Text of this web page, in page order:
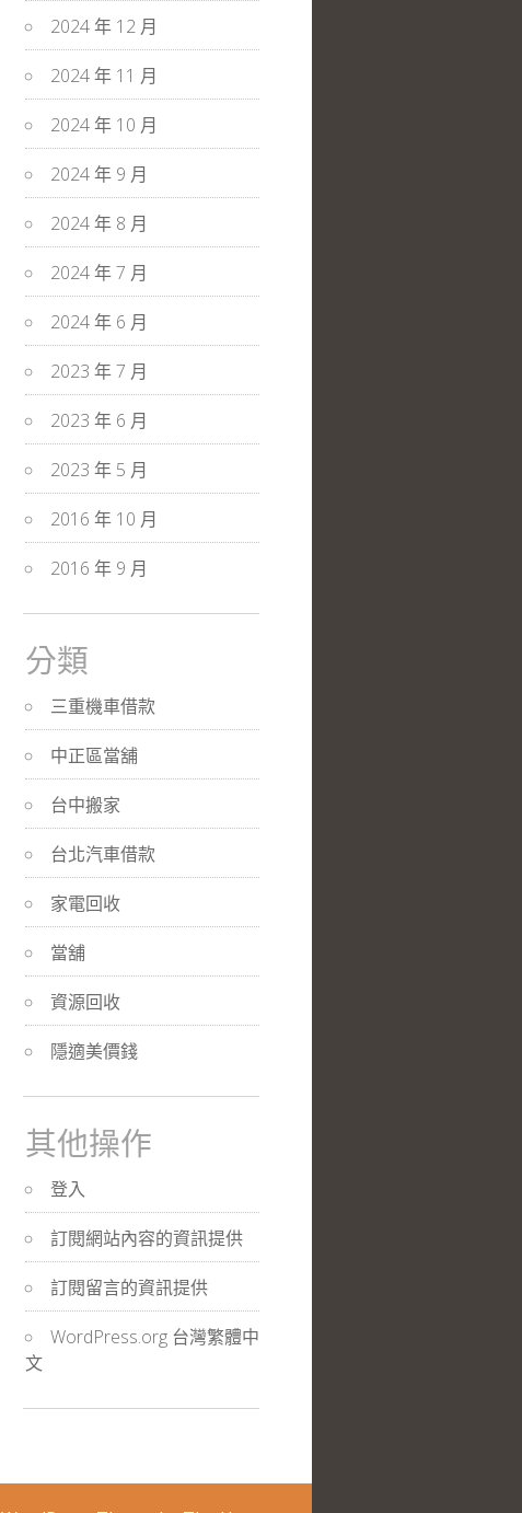
2024 年 12 月
2024 年 11 月
2024 年 10 月
2024 年 9 月
2024 年 8 月
2024 年 7 月
2024 年 6 月
2023 年 7 月
2023 年 6 月
2023 年 5 月
2016 年 10 月
2016 年 9 月
分類
三重機車借款
中正區當舖
台中搬家
台北汽車借款
家電回收
當舖
資源回收
隱適美價錢
其他操作
登入
訂閱網站內容的資訊提供
訂閱留言的資訊提供
WordPress.org 台灣繁體中
文